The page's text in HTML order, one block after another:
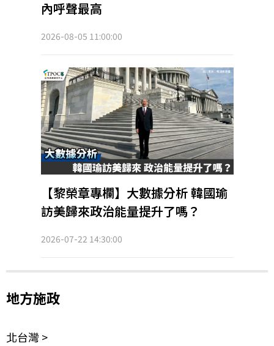
內呼聲最高
2026-08-05 11:00:00
【黎榮章專欄】大數據分析 韓國瑜
訪美歸來政治能量提升了嗎？
2026-07-22 14:30:00
地方施政
北台灣 >